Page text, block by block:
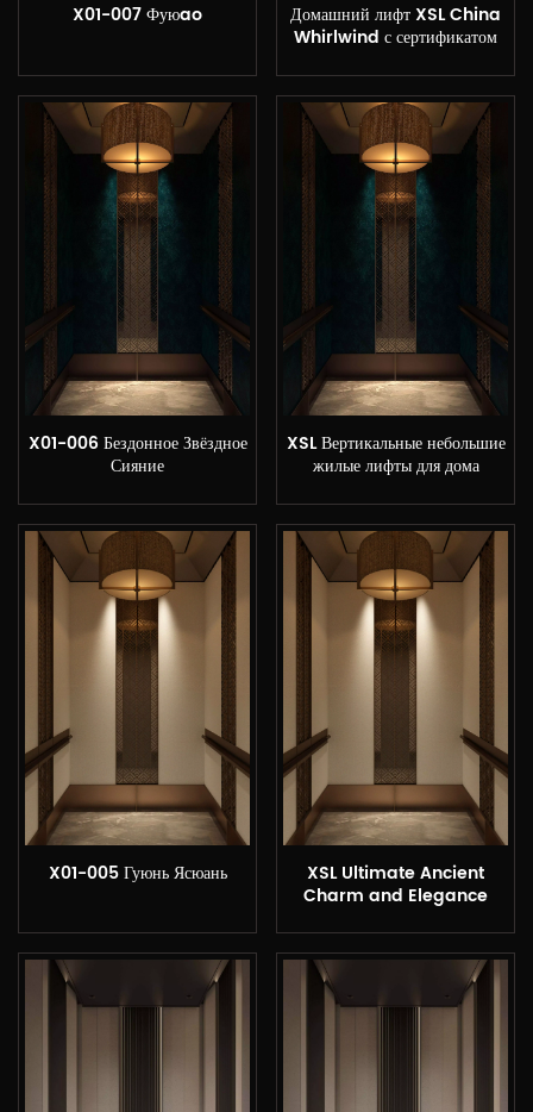
X01-007 Фуюao Домашний лифт XSL China
Whirlwind с сертификатом
X01-006 Бездонное Звёздное
Сияние
XSL Вертикальные небольшие
жилые лифты для дома
X01-005 Гуюнь Ясюань XSL Ultimate Ancient
Charm and Elegance